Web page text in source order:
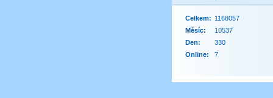
Online: 7
Celkem: 1168057
Měsíc:
10537
Den:
330